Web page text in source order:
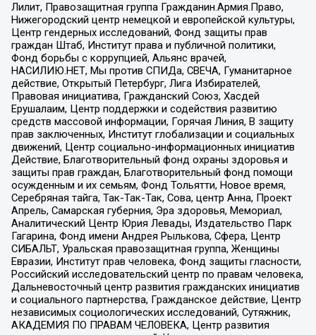
Лилит, Правозащитная группа Гражданин.Армия.Право,
Нижегородский центр немецкой и европейской культуры,
Центр гендерных исследований, Фонд защиты прав
граждан Штаб, Институт права и публичной политики,
Фонд борьбы с коррупцией, Альянс врачей,
НАСИЛИЮ.НЕТ, Мы против СПИДа, СВЕЧА, Гуманитарное
действие, Открытый Петербург, Лига Избирателей,
Правовая инициатива, Гражданский Союз, Хасдей
Ерушалаим, Центр поддержки и содействия развитию
средств массовой информации, Горячая Линия, В защиту
прав заключенных, Институт глобализации и социальных
движений, Центр социально-информационных инициатив
Действие, Благотворительный фонд охраны здоровья и
защиты прав граждан, Благотворительный фонд помощи
осужденным и их семьям, Фонд Тольятти, Новое время,
Серебряная тайга, Так-Так-Так, Сова, центр Анна, Проект
Апрель, Самарская губерния, Эра здоровья, Мемориал,
Аналитический Центр Юрия Левады, Издательство Парк
Гагарина, Фонд имени Андрея Рылькова, Сфера, Центр
СИБАЛЬТ, Уральская правозащитная группа, Женщины
Евразии, Институт прав человека, Фонд защиты гласности,
Российский исследовательский центр по правам человека,
Дальневосточный центр развития гражданских инициатив
и социального партнерства, Гражданское действие, Центр
независимых социологических исследований, Сутяжник,
АКАДЕМИЯ ПО ПРАВАМ ЧЕЛОВЕКА, Центр развития